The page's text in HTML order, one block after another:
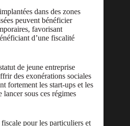
dans des zones
peuvent bénéficier
favorisant
d’une fiscalité
de jeune entreprise
des exonérations sociales
fortement les start-ups et les
lancer sous ces régimes
pour les particuliers et